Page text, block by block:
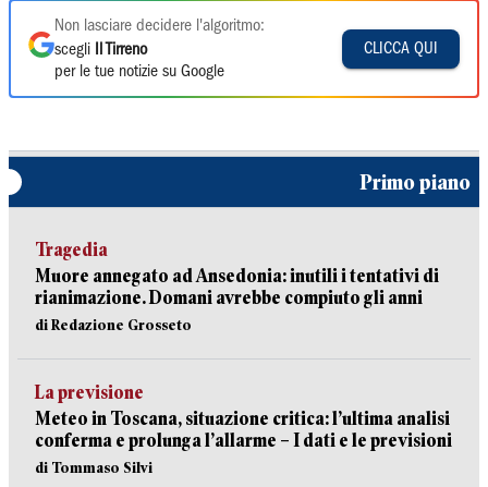
Non lasciare decidere l'algoritmo:
scegli
Il Tirreno
per le tue notizie su Google
CLICCA QUI
Primo piano
Tragedia
Muore annegato ad Ansedonia: inutili i tentativi di
rianimazione. Domani avrebbe compiuto gli anni
di Redazione Grosseto
La previsione
Meteo in Toscana, situazione critica: l’ultima analisi
conferma e prolunga l’allarme – I dati e le previsioni
di Tommaso Silvi